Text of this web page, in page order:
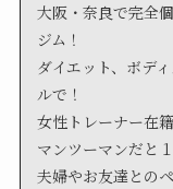
大阪・奈良で完全
ジム！
ダイエット、ボデ
ルで！
女性トレーナー在
マンツーマンだと
夫婦やお友達との